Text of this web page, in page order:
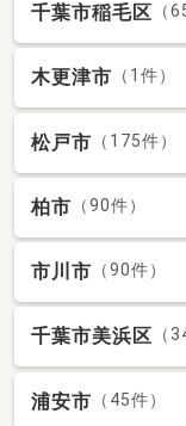
千葉市稲毛区 （
木更津市 （1件）
松戸市 （175件）
柏市 （90件）
市川市 （90件）
千葉市美浜区 （
浦安市 （45件）